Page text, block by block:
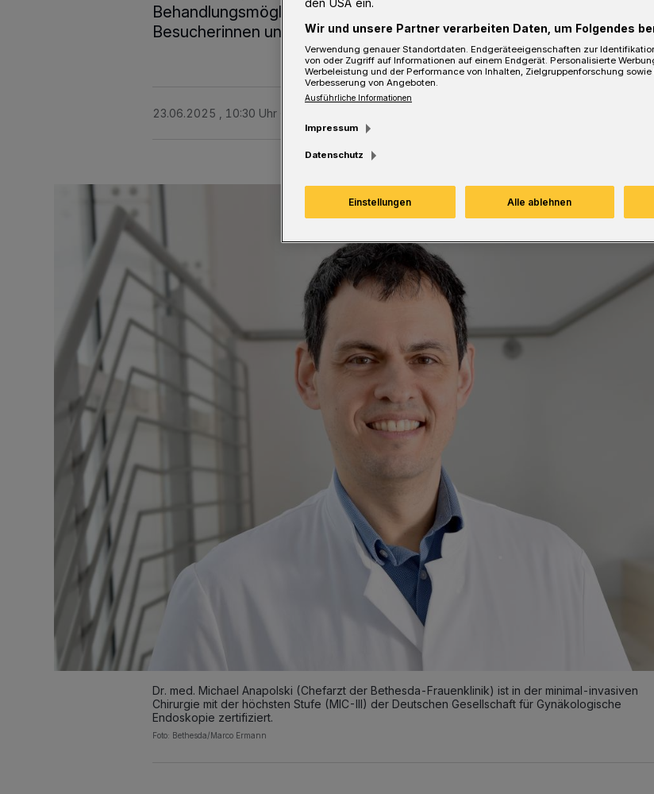
Behandlungsmöglichkeiten und beantwortet die Fragen der
Besucherinnen und Besucher.
23.06.2025 , 10:30 Uhr
Dr. med. Michael Anapolski (Chefarzt der Bethesda-Frauenklinik) ist in der minimal-invasiven
Chirurgie mit der höchsten Stufe (MIC-III) der Deutschen Gesellschaft für Gynäkologische
Endoskopie zertifiziert.
Foto: Bethesda/Marco Ermann
den USA ein.
Wir und unsere Partner verarbeiten Daten, um Folgendes
Verwendung genauer Standortdaten. Endgeräteeigenschaften zur
von oder Zugriff auf Informationen auf einem Endgerät. Personalisierte
Werbeleistung und der Performance von Inhalten, Zielgruppenforschung
Verbesserung von Angeboten.
Ausführliche Informationen
Impressum
Datenschutz
Einstellungen Alle ablehnen